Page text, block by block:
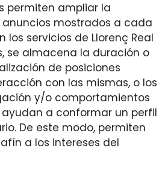
permiten ampliar la
mostrados a cada
los servicios de Llorenç Real
se almacena la duración o
de posiciones
con las mismas, o los
y/o comportamientos
a conformar un perfil
De este modo, permiten
a los intereses del